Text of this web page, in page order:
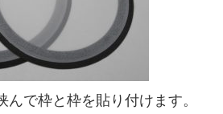
んで枠と枠を貼り付けます。